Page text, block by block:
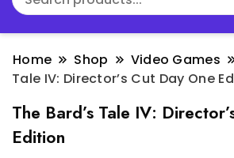
Home Shop Video Games
Tale IV: Director’s Cut Day One
The Bard’s Tale IV:
Edition